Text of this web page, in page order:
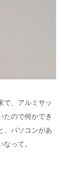
で、アルミサッ
たので何かでき
、パソコンがあ
って。